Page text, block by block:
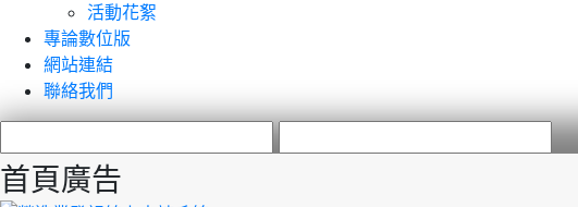
活動花絮
專論數位版
網站連結
聯絡我們
首頁廣告